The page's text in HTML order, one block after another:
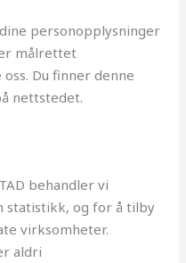
personopplysninger
målrettet
Du finner denne
nettstedet.
behandler vi
statistikk, og for å tilby
virksomheter.
aldri